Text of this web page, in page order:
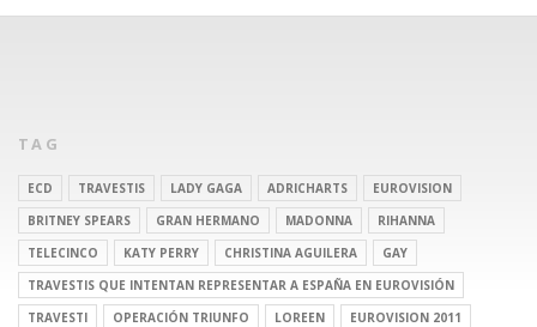
TAG
ECD TRAVESTIS LADY GAGA ADRICHARTS
EUROVISION
BRITNEY SPEARS
GRAN HERMANO MADONNA
RIHANNA
TELECINCO
KATY PERRY CHRISTINA AGUILERA
GAY
TRAVESTIS QUE INTENTAN REPRESENTAR A ESPAÑA EN EUROVISIÓN
TRAVESTI
OPERACIÓN TRIUNFO LOREEN
EUROVISION 2011